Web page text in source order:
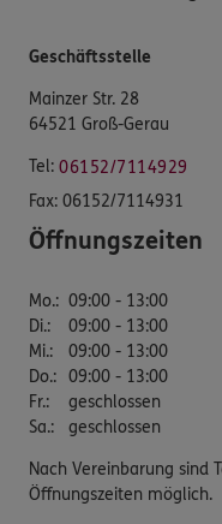
Geschäftsstelle
Mainzer Str. 28
64521 Groß-Gerau
Tel: 06152/7114929
Fax: 06152/7114931
Öffnungszeiten
Mo.: 09:00 - 13:00
Di.:
09:00 - 13:00
Mi.:
09:00 - 13:00
Do.: 09:00 - 13:00
Fr.:
geschlossen
Sa.: geschlossen
Nach Vereinbarung sind
Öffnungszeiten möglich.